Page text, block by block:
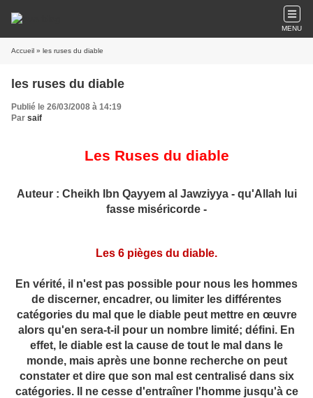
MENU
Accueil » les ruses du diable
les ruses du diable
Publié le 26/03/2008 à 14:19
Par saif
Les Ruses du diable
Auteur : Cheikh Ibn Qayyem al Jawziyya - qu'Allah lui
fasse miséricorde -
Les 6 pièges du diable.
En vérité, il n'est pas possible pour nous les hommes
de discerner, encadrer, ou limiter les différentes
catégories du mal que le diable peut mettre en œuvre
alors qu'en sera-t-il pour un nombre limité; défini. En
effet, le diable est la cause de tout le mal dans le
monde, mais après une bonne recherche on peut
constater et dire que son mal est centralisé dans six
catégories. Il ne cesse d'entraîner l'homme jusqu'à ce